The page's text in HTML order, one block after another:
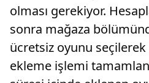
olması gerekiyor.
sonra mağaza
ücretsiz oyunu
ekleme işlemi